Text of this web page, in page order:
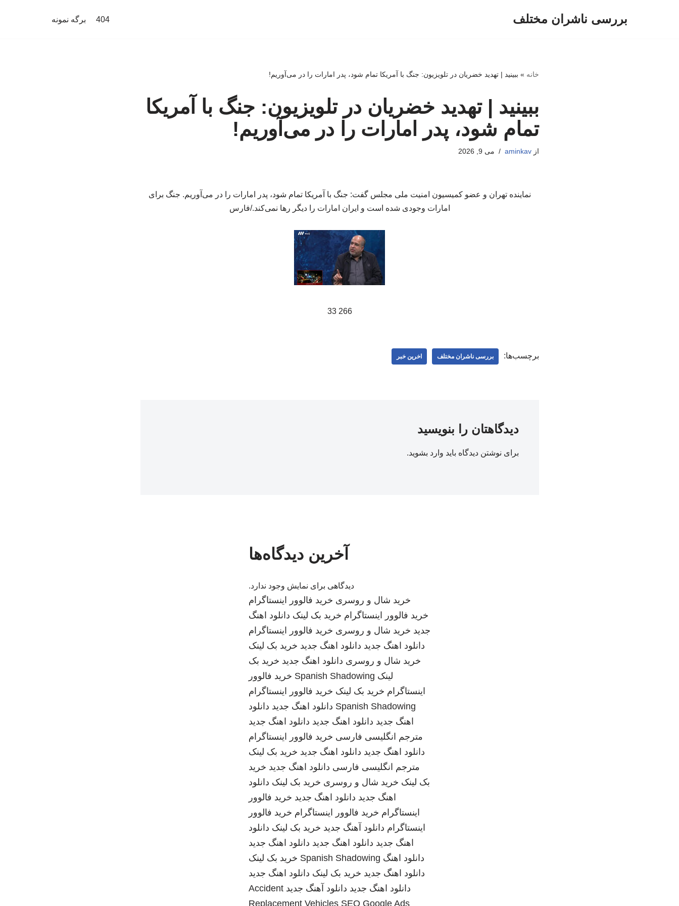
بررسی ناشران مختلف 404 برگه نمونه
خانه » ببینید | تهدید خضریان در تلویزیون: جنگ با آمریکا تمام شود، پدر امارات را در می‌آوریم!
ببینید | تهدید خضریان در تلویزیون: جنگ با آمریکا
تمام شود، پدر امارات را در می‌آوریم!
ازaminkav می 9, 2026
نماینده تهران و عضو کمیسیون امنیت ملی مجلس گفت: جنگ با آمریکا تمام شود، پدر امارات را در می‌آوریم. جنگ برای
امارات وجودی شده است و ایران امارات را دیگر رها نمی‌کند./فارس
266 33
برچسب‌ها: بررسی ناشران مختلف اخرین خبر
دیدگاهتان را بنویسید
برای نوشتن دیدگاه باید وارد بشوید.
آخرین دیدگاه‌ها
دیدگاهی برای نمایش وجود ندارد.
خرید شال و روسری خرید فالوور اینستاگرام
خرید فالوور اینستاگرام خرید بک لینک دانلود اهنگ
جدید خرید شال و روسری خرید فالوور اینستاگرام
دانلود اهنگ جدید دانلود اهنگ جدید خرید بک لینک
خرید شال و روسری دانلود اهنگ جدید خرید بک
لینک Spanish Shadowing خرید فالوور
اینستاگرام خرید بک لینک خرید فالوور اینستاگرام
Spanish Shadowing دانلود اهنگ جدید دانلود
اهنگ جدید دانلود اهنگ جدید دانلود اهنگ جدید
مترجم انگلیسی فارسی خرید فالوور اینستاگرام
دانلود اهنگ جدید دانلود اهنگ جدید خرید بک لینک
مترجم انگلیسی فارسی دانلود اهنگ جدید خرید
بک لینک خرید شال و روسری خرید بک لینک دانلود
اهنگ جدید دانلود اهنگ جدید خرید فالوور
اینستاگرام خرید فالوور اینستاگرام خرید فالوور
اینستاگرام دانلود آهنگ جدید خرید بک لینک دانلود
اهنگ جدید دانلود اهنگ جدید دانلود اهنگ جدید
دانلود اهنگ Spanish Shadowing خرید بک لینک
دانلود اهنگ جدید خرید بک لینک دانلود اهنگ جدید
دانلود اهنگ جدید دانلود آهنگ جدید Accident
Replacement Vehicles SEO Google Ads